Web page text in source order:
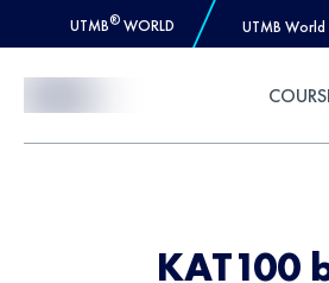
UTMB® WORLD UTMB World
KAT100